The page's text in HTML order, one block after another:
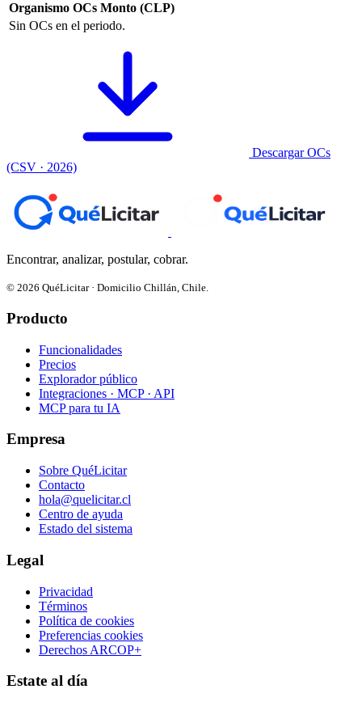
Organismo OCs Monto (CLP)
Sin OCs en el periodo.
Descargar OCs
(CSV · 2026)
Encontrar, analizar, postular, cobrar.
© 2026 QuéLicitar · Domicilio Chillán, Chile.
Producto
Funcionalidades
Precios
Explorador público
Integraciones · MCP · API
MCP para tu IA
Empresa
Sobre QuéLicitar
Contacto
hola@quelicitar.cl
Centro de ayuda
Estado del sistema
Legal
Privacidad
Términos
Política de cookies
Preferencias cookies
Derechos ARCOP+
Estate al día